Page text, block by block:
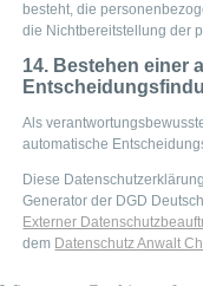
besteht, die
die Nichtbereitstellung der
14. Bestehen einer
Als
automatische
Diese
Generator der DGD
Externer
dem Datenschutz Anwalt